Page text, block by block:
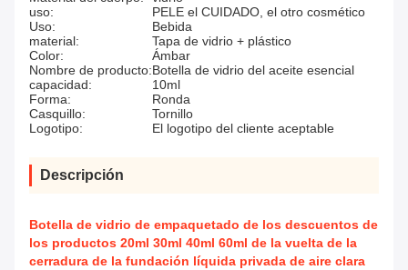
uso:
PELE el CUIDADO, el otro cosmético
Uso:
Bebida
material:
Tapa de vidrio + plástico
Color:
Ámbar
Nombre de producto:Botella de vidrio del aceite esencial
capacidad:
10ml
Forma:
Ronda
Casquillo:
Tornillo
Logotipo:
El logotipo del cliente aceptable
Descripción
Botella de vidrio de empaquetado de los descuentos de
los productos 20ml 30ml 40ml 60ml de la vuelta de la
cerradura de la fundación líquida privada de aire clara